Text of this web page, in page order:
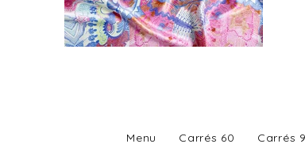
Menu Carrés 60 Carrés